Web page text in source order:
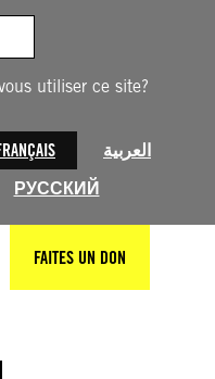
utiliser ce site?
العربية
РУССКИЙ
FAITES UN DON